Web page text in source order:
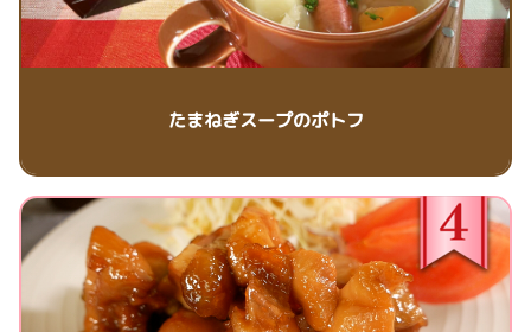
たまねぎスープのポトフ